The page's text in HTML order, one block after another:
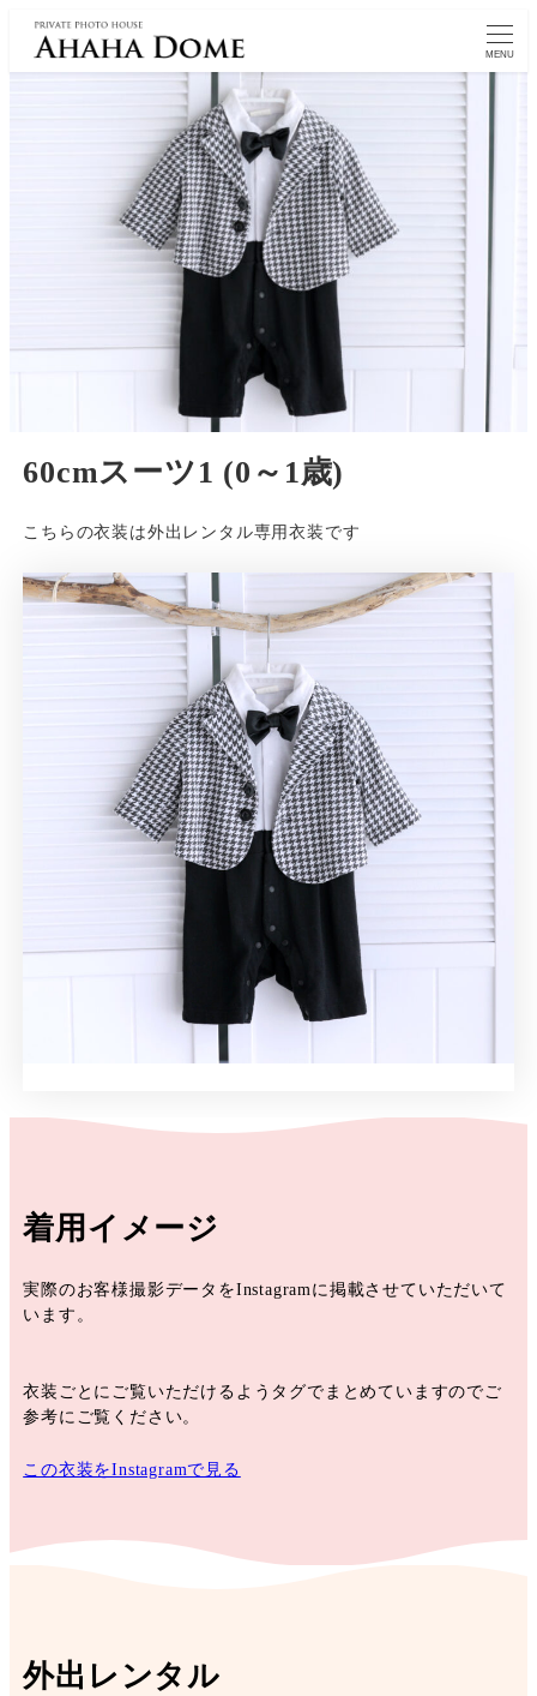
MENU
60cmスーツ1 (0～1歳)
こちらの衣装は外出レンタル専用衣装です
着用イメージ
実際のお客様撮影データをInstagramに掲載させていただいて
います。
衣装ごとにご覧いただけるようタグでまとめていますのでご
参考にご覧ください。
この衣装をInstagramで見る
外出レンタル